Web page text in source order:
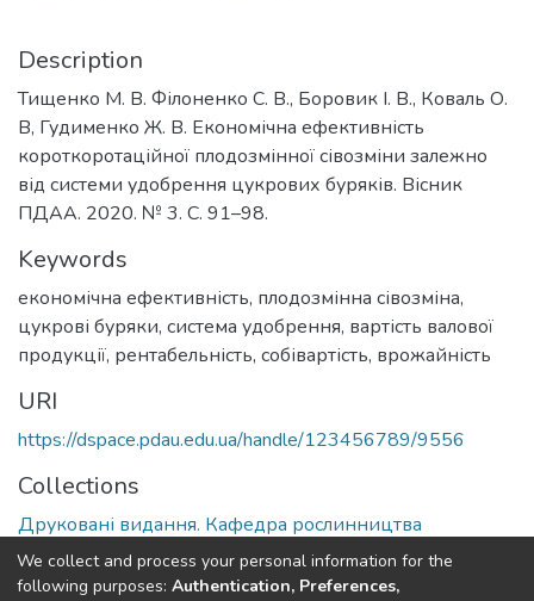
Description
Тищенко М. В. Філоненко С. В., Боровик І. В., Коваль О.
В, Гудименко Ж. В. Економічна ефективність
короткоротаційної плодозмінної сівозміни залежно
від системи удобрення цукрових буряків. Вісник
ПДАА. 2020. № 3. С. 91–98.
Keywords
економічна ефективність, плодозмінна сівозміна,
цукрові буряки, система удобрення, вартість валової
продукції, рентабельність, собівартість, врожайність
URI
https://dspace.pdau.edu.ua/handle/123456789/9556
Collections
Друковані видання. Кафедра рослинництва
Full item page
We collect and process your personal information for the
following purposes: Authentication, Preferences,